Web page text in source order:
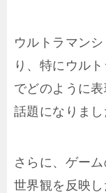
ウルトラマン
り、特にウル
でどのように
話題になりまし
さらに、ゲー
世界観を反映